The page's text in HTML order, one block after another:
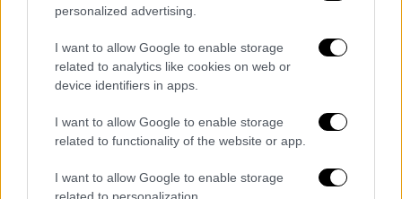
personalized advertising.
I want to allow Google to enable storage
related to analytics like cookies on web or
device identifiers in apps.
I want to allow Google to enable storage
related to functionality of the website or app.
I want to allow Google to enable storage
related to personalization.
«Η εκεχειρία διαρκεί» μεταξύ του
του κινήματοςΧεζμπολάχτουΛιβάνου,
σχεδόν έναν μήνα μετά την έναρξη της
ισχύος της,χαιρέτισε ο
«Είδαμε πρόσφατα την αποχώρηση άνω του
ενός τρίτου των ισραηλινών δυνάμεων από
Λίβανο. Θεωρώ ότι η εκεχειρία μπορεί